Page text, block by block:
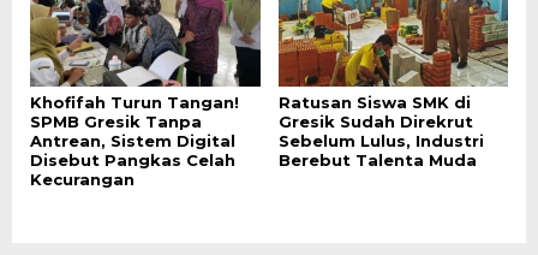
Khofifah Turun Tangan!
SPMB Gresik Tanpa
Antrean, Sistem Digital
Disebut Pangkas Celah
Kecurangan
Ratusan Siswa SMK di
Gresik Sudah Direkrut
Sebelum Lulus, Industri
Berebut Talenta Muda